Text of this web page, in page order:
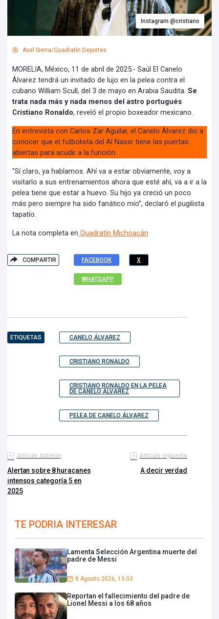
Instagram @cristiano
Axel Sierra/Quadratín Deportes
MORELIA, México, 11 de abril de 2025.- Saúl El Canelo
Álvarez tendrá un invitado de lujo en la pelea contra el
cubano William Scull, del 3 de mayo en Arabia Saudita. Se
trata nada más y nada menos del astro portugués
Cristiano Ronaldo, reveló el propio boxeador mexicano.
En entrevista con Carlos Zar Aguilar, el Canelo Álvarez dio a
conocer que el futbolista del Al Nassr tiene las puertas
abiertas para acudir a la función.
"Sí claro, ya hablamos. Ahí va a estar obviamente, voy a
visitarlo a sus entrenamientos ahora que esté ahí, va a ir a la
pelea tiene que estar a huevo. Su hijo ya creció un poco
más pero siempre ha sido fanático mío”, declaró el pugilista
tapatío.
La nota completa en Quadratín Michoacán
COMPARTIR FACEBOOK X
WHATSAPP
ETIQUETAS CANELO ÁLVAREZ
CRISTIANO RONALDO
CRISTIANO RONALDO EN LA PELEA
DE CANELO ÁLVAREZ
PELEA DE CANELO ÁLVAREZ
Artículo Anterior
Alertan sobre 8 huracanes
intensos categoría 5 en
2025
Artículo siguiente
A decir verdad
TE PODRIA INTERESAR
Lamenta Selección Argentina muerte del
padre de Messi
8 Agosto 2026, 13:03
Reportan el fallecimiento del padre de
Lionel Messi a los 68 años